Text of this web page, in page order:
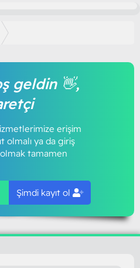
geldin 👋,
erişim
olmalı ya da giriş
olmak tamamen
Şimdi kayıt ol